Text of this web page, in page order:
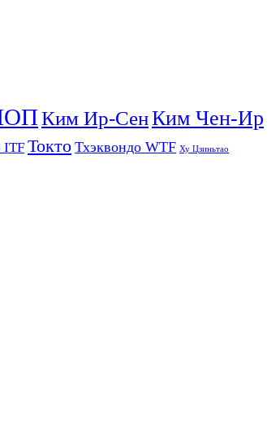
Ким Ир-СенКим Чен-Ир
ITF Токто Тхэквондо WTF Ху Цзиньтао